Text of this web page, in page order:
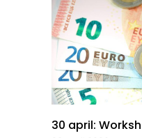
30 april: